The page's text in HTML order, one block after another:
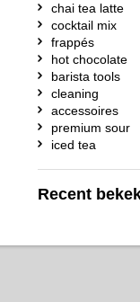
chai tea latte
cocktail mix
frappés
hot chocolate
barista tools
cleaning
accessoires
premium sour
iced tea
Recent